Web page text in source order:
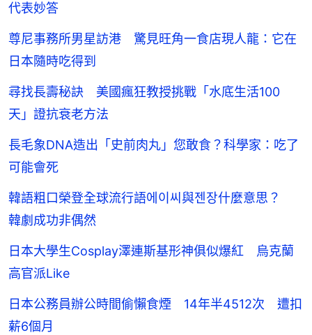
代表妙答
尊尼事務所男星訪港 驚見旺角一食店現人龍：它在
日本隨時吃得到
尋找長壽秘訣 美國瘋狂教授挑戰「水底生活100
天」證抗衰老方法
長毛象DNA造出「史前肉丸」您敢食？科學家：吃了
可能會死
韓語粗口榮登全球流行語에이씨與젠장什麼意思？
韓劇成功非偶然
日本大學生Cosplay澤連斯基形神俱似爆紅 烏克蘭
高官派Like
日本公務員辦公時間偷懶食煙 14年半4512次 遭扣
薪6個月